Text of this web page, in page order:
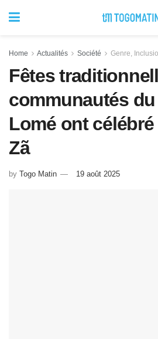
Home Actualités Société Genre,
Fêtes
communautés
Lomé ont
Zã
by Togo Matin 19 août 2025